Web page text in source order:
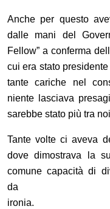
Anche per questo
dalle mani del
Fellow” a conferma
cui era stato
tante cariche nel
niente lasciava
sarebbe stato più tra
Tante volte ci aveva
dove dimostrava la
comune capacità di
da